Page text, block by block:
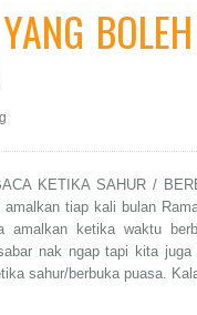
KETIKA SAHUR /
tiap kali bulan
amalkan ketika waktu
nak ngap tapi kita
sahur/berbuka puasa.